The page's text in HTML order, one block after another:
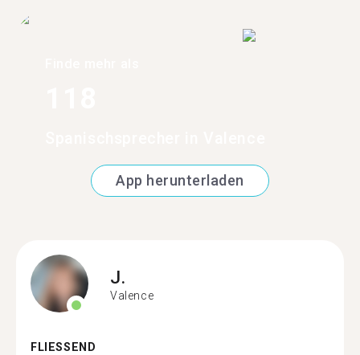
App herunterladen
J.
Valence
FLIESSEND